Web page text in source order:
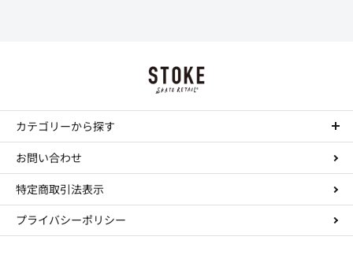
お振込み（三菱東京UFJ銀行宛先）
決済手数料は所定の銀行手数料となります。
Paidy（ペイディ）
決済手数料は、コンビニ後払い決済は390円～になります。
・到着日の指定の場合は、ご注文の3日後から7日後までお受けさせていただ
けできます。
・実店舗と在庫を共有していますので、まれにご注文いただいた商品が品切
通常、ご注文より24時間以内の発送となり、1-3日で到着します。 (ご注文内
容、お住まいの地域により前後します。発送後に詳しい到着時間等をお知ら
正確を規するよう努力していますが、デッキサイズは個体差がありますし、
色に関してはそれぞれデバイスが違いますので完璧な再現は不可能です。多
少の誤差はご勘弁ください。 これらの理由の返品もお断りさせていただきま
す。
ステッカーについて
ステッカーのみの注文、大量注文はお断りします。
返品・交換について
こちらの手違い、不良品であった場合はできるだけ早く交換等の処置をいた
します。 この場合はまずメール等でご連絡の上、商品を使用していない状態
工賃について
コンプリートの組み立て、デッキテープの貼り付けをご希望の場合は工賃が
かかります。
デッキ テープ貼り付け----￥300
コンプリート組み立て----￥500（テープ貼り含みます）
カテゴリーから探す
コンプリートデッキ
デッキ
トラック
ウィール
お問い合わせ
特定商取引法表示
プライバシーポリシー